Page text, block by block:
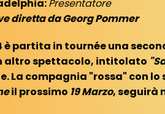
Presentatore
diretta da Georg Pommer
è partita in tournée una
altro spettacolo, intitolato
La compagnia "rossa" con lo
il prossimo 19 Marzo, seguirà